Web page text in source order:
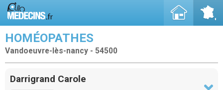
HOMÉOPATHES
Vandoeuvre-lès-nancy - 54500
Darrigrand Carole